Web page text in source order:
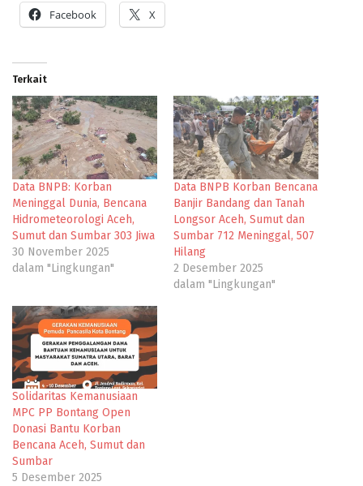
Facebook X
Terkait
Data BNPB: Korban
Meninggal Dunia, Bencana
Hidrometeorologi Aceh,
Sumut dan Sumbar 303 Jiwa
30 November 2025
dalam "Lingkungan"
Data BNPB Korban Bencana
Banjir Bandang dan Tanah
Longsor Aceh, Sumut dan
Sumbar 712 Meninggal, 507
Hilang
2 Desember 2025
dalam "Lingkungan"
Solidaritas Kemanusiaan
MPC PP Bontang Open
Donasi Bantu Korban
Bencana Aceh, Sumut dan
Sumbar
5 Desember 2025